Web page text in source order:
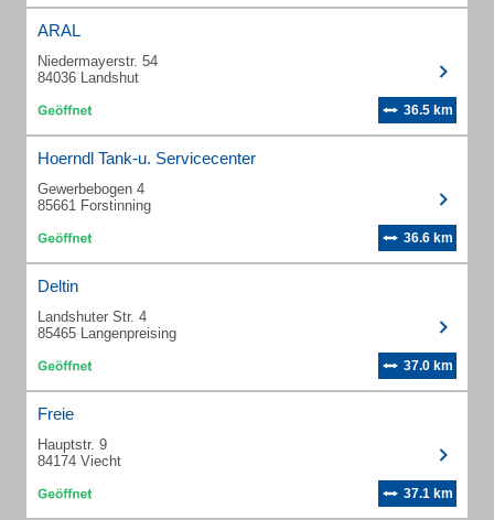
ARAL
Niedermayerstr. 54
84036 Landshut
36.5 km
Hoerndl Tank-u. Servicecenter
Gewerbebogen 4
85661 Forstinning
36.6 km
Deltin
Landshuter Str. 4
85465 Langenpreising
37.0 km
Freie
Hauptstr. 9
84174 Viecht
37.1 km